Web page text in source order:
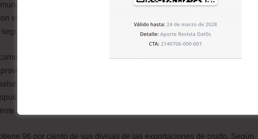
Y en segundo lugar, constituye un intento por desestabilizar
el cual mantiene una histórica relación disonante por poseer mayorías
sunitas, que es como entiende al Islam el Reino Saudí.
privilegia los intereses de laTierra de las Mezquitas Sagradas
graves desequilibrios económicos en los demás miembros de la
que pertenecen a la región con la segunda reserva petrolera más
de Oriente Medio, han sido testigos del desvanecimiento de una
de ingresos.
96 por ciento de sus divisas de las exportaciones de crudo. Según